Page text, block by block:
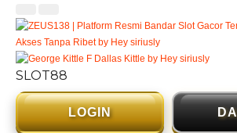
SLOT88
LOGIN